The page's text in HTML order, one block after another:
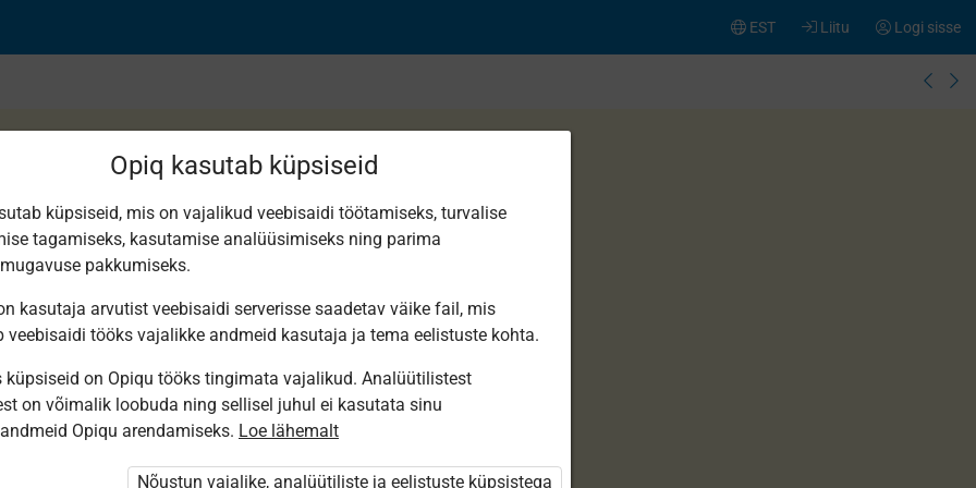
Logi sisse
Liitu
EST
ole Opiqusse sisse logitud.
Õpilastele saab määrata õpiku
Opiq kasutab küpsiseid
küpsiseid, mis on vajalikud veebisaidi töötamiseks, turvalise
tagamiseks, kasutamise analüüsimiseks ning parima
pakkumiseks.
kasutaja arvutist veebisaidi serverisse saadetav väike fail, mis
veebisaidi tööks vajalikke andmeid kasutaja ja tema eelistuste kohta.
küpsiseid on Opiqu tööks tingimata vajalikud. Analüütilistest
on võimalik loobuda ning sellisel juhul ei kasutata sinu
Opiqu arendamiseks. Loe lähemalt
Nõustun vajalike, analüütiliste ja eelistuste küpsistega